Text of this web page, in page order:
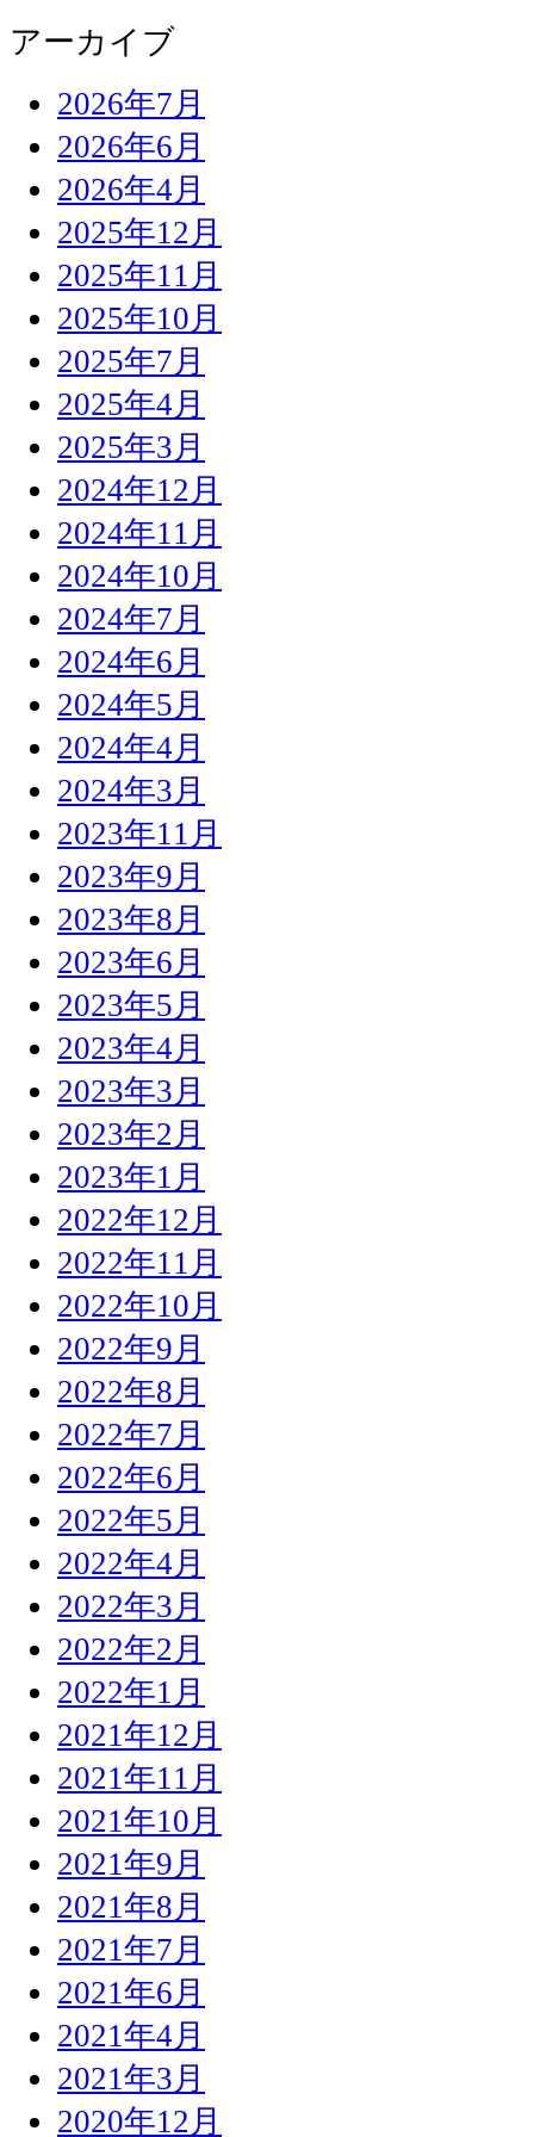
アーカイブ
2026年7月
2026年6月
2026年4月
2025年12月
2025年11月
2025年10月
2025年7月
2025年4月
2025年3月
2024年12月
2024年11月
2024年10月
2024年7月
2024年6月
2024年5月
2024年4月
2024年3月
2023年11月
2023年9月
2023年8月
2023年6月
2023年5月
2023年4月
2023年3月
2023年2月
2023年1月
2022年12月
2022年11月
2022年10月
2022年9月
2022年8月
2022年7月
2022年6月
2022年5月
2022年4月
2022年3月
2022年2月
2022年1月
2021年12月
2021年11月
2021年10月
2021年9月
2021年8月
2021年7月
2021年6月
2021年4月
2021年3月
2020年12月